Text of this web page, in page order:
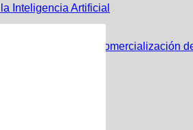
Inteligencia Artificial
y se centra en la comercialización